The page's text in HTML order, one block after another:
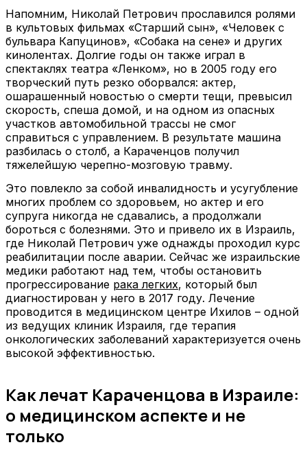
Напомним, Николай Петрович прославился ролями
в культовых фильмах «Старший сын», «Человек с
бульвара Капуцинов», «Собака на сене» и других
кинолентах. Долгие годы он также играл в
спектаклях театра «Ленком», но в 2005 году его
творческий путь резко оборвался: актер,
ошарашенный новостью о смерти тещи, превысил
скорость, спеша домой, и на одном из опасных
участков автомобильной трассы не смог
справиться с управлением. В результате машина
разбилась о столб, а Караченцов получил
тяжелейшую черепно-мозговую травму.
Это повлекло за собой инвалидность и усугубление
многих проблем со здоровьем, но актер и его
супруга никогда не сдавались, а продолжали
бороться с болезнями. Это и привело их в Израиль,
где Николай Петрович уже однажды проходил курс
реабилитации после аварии. Сейчас же израильские
медики работают над тем, чтобы остановить
прогрессирование рака легких, который был
диагностирован у него в 2017 году. Лечение
проводится в медицинском центре Ихилов – одной
из ведущих клиник Израиля, где терапия
онкологических заболеваний характеризуется очень
высокой эффективностью.
Как лечат Караченцова в Израиле:
о медицинском аспекте и не
только